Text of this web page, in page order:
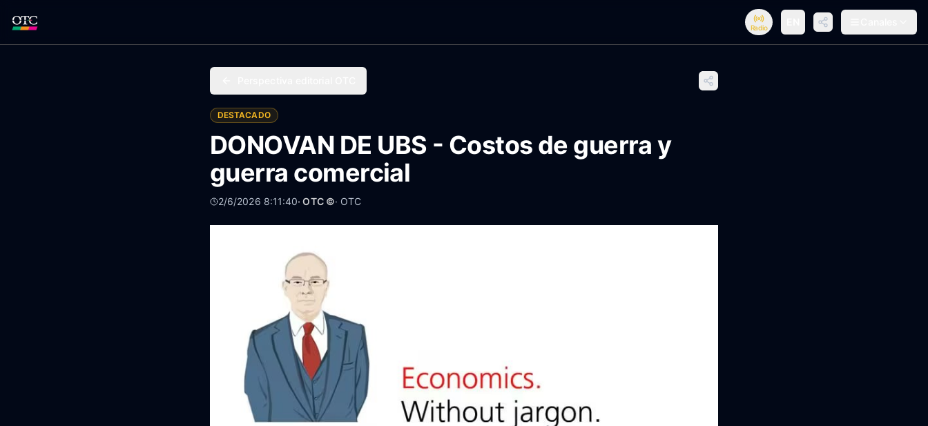
Radio
DESTACADO
DONOVAN DE UBS - Costos de guerra y
guerra comercial
2/6/2026 8:11:40· OTC ©· OTC